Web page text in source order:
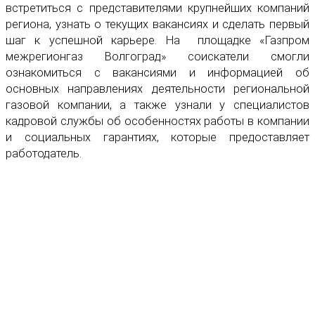
встретиться с представителями крупнейших компаний
региона, узнать о текущих вакансиях и сделать первый
шаг к успешной карьере. На площадке «Газпром
межрегионгаз Волгоград» соискатели смогли
ознакомиться с вакансиями и информацией об
основных направлениях деятельности региональной
газовой компании, а также узнали у специалистов
кадровой службы об особенностях работы в компании
и социальных гарантиях, которые предоставляет
работодатель.